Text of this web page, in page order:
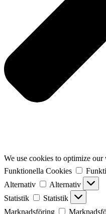
We use cookies to optimize our
Funktionella Cookies
Alternativ
Alternativ
Statistik
Statistik
Marknadsföring